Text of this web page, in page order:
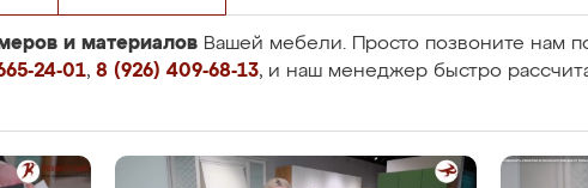
и материалов Вашей мебели. Просто позвоните нам
24-01, 8 (926) 409-68-13, и наш менеджер быстро